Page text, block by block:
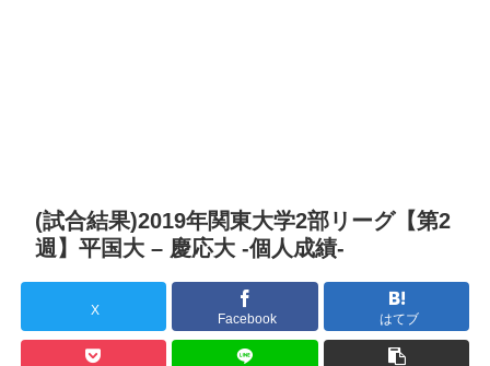
(試合結果)2019年関東大学2部リーグ【第2
週】平国大 – 慶応大 -個人成績-
X
Facebook はてブ